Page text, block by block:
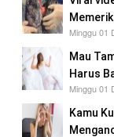
Minggu 01
Mau
Harus
Minggu 01
Kamu